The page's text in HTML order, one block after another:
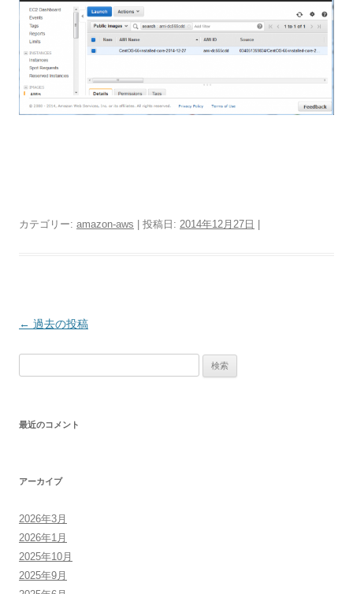
カテゴリー: amazon-aws | 投稿日: 2014年12月27日
投
ョ
← 過去の投稿
最近のコメント
アーカイブ
2026年3月
2026年1月
2025年10月
2025年9月